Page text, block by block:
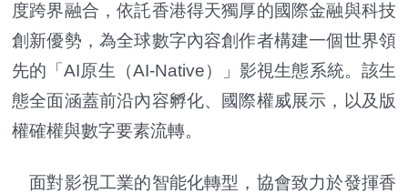
度跨界融合，依託香港得天獨厚的國際金融與科技
創新優勢，為全球數字內容創作者構建一個世界領
先的「AI原生（AI-Native）」影視生態系統。該生
態全面涵蓋前沿內容孵化、國際權威展示，以及版
權確權與數字要素流轉。
面對影視工業的智能化轉型，協會致力於發揮香